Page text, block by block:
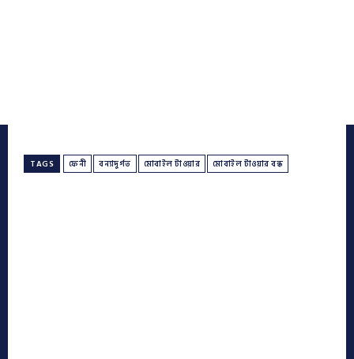
TAGS ফেনী বন্যাদুর্গত মোবাইল টাওয়ার মোবাইল টাওয়ার বন্ধ